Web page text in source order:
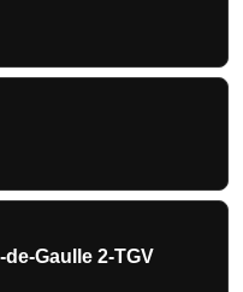
Gaulle 2-TGV